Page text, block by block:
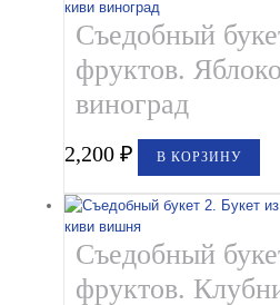
Съедобный
фруктов.
виноград
2,200₽ В КОРЗИНУ
Съедобный
фруктов.